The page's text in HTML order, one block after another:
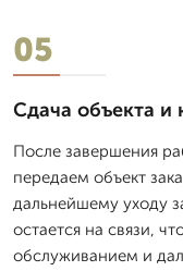
05
Сдача объекта и
После завершения
передаем объект
дальнейшему уходу
остается на связи,
обслуживанием и